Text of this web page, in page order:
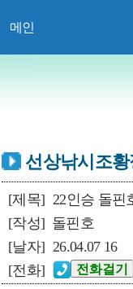
메인
선상낚시조
[제목] 22인승 돌핀
[작성] 돌핀호
[날자] 26.04.07 16
[전화]